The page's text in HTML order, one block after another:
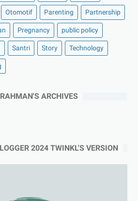
Otomotif Parenting Partnership
Pregnancy public policy
Santri Story Technology
ARCHIVES
2024 TWINKL'S VERSION